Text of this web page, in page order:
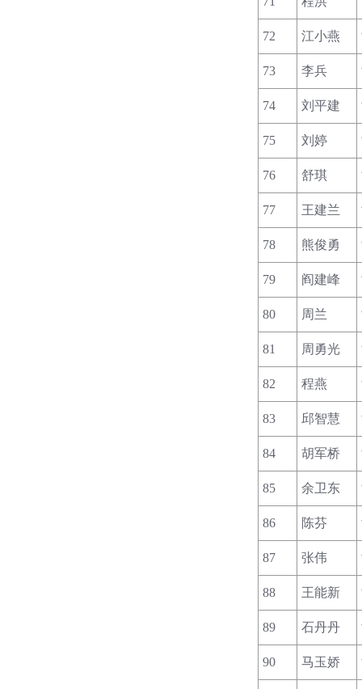
72 江小燕
73 李兵
74 刘平建
75 刘婷
76 舒琪
77 王建兰
78 熊俊勇
79 阎建峰
80 周兰
81 周勇光
82 程燕
83 邱智慧
84 胡军桥
85 余卫东
86 陈芬
87 张伟
88 王能新
89 石丹丹
90 马玉娇